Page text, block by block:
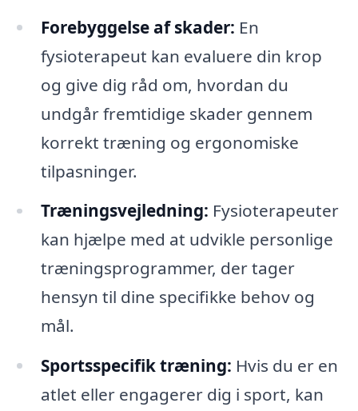
Forebyggelse af skader: En
fysioterapeut kan evaluere din krop
og give dig råd om, hvordan du
undgår fremtidige skader gennem
korrekt træning og ergonomiske
tilpasninger.
Træningsvejledning: Fysioterapeuter
kan hjælpe med at udvikle personlige
træningsprogrammer, der tager
hensyn til dine specifikke behov og
mål.
Sportsspecifik træning: Hvis du er en
atlet eller engagerer dig i sport, kan